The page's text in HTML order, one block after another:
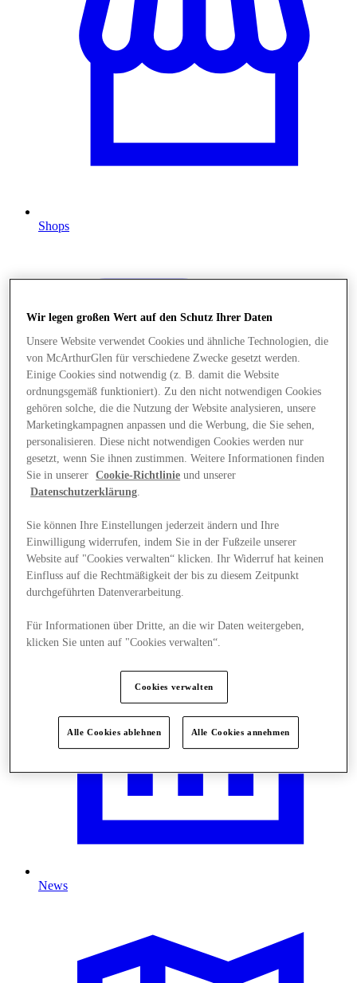
Shops
Final Sale Angebote
News
Wir legen großen Wert auf den Schutz Ihrer Daten
Unsere Website verwendet Cookies und ähnliche Technologien, die
von McArthurGlen für verschiedene Zwecke gesetzt werden.
Einige Cookies sind notwendig (z. B. damit die Website
ordnungsgemäß funktioniert). Zu den nicht notwendigen Cookies
gehören solche, die die Nutzung der Website analysieren, unsere
Marketingkampagnen anpassen und die Werbung, die Sie sehen,
personalisieren. Diese nicht notwendigen Cookies werden nur
gesetzt, wenn Sie ihnen zustimmen. Weitere Informationen finden
Sie in unserer
Cookie-Richtlinie und unserer
Datenschutzerklärung.
Sie können Ihre Einstellungen jederzeit ändern und Ihre
Einwilligung widerrufen, indem Sie in der Fußzeile unserer
Website auf "Cookies verwalten“ klicken. Ihr Widerruf hat keinen
Einfluss auf die Rechtmäßigkeit der bis zu diesem Zeitpunkt
durchgeführten Datenverarbeitung.
Für Informationen über Dritte, an die wir Daten weitergeben,
klicken Sie unten auf "Cookies verwalten“.
Cookies verwalten
Alle Cookies ablehnen Alle Cookies annehmen